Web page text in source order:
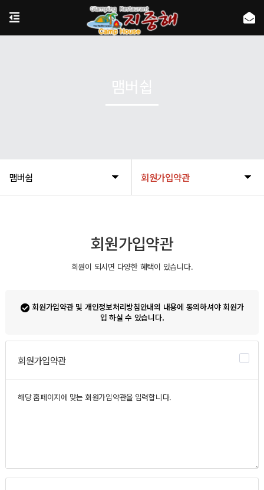
맴버쉽 회원가입약관
회원가입약관
회원이 되시면 다양한 혜택이 있습니다.
회원가입약관 및 개인정보처리방침안내의 내용에 동의하셔야 회원가
입 하실 수 있습니다.
회원가입약관